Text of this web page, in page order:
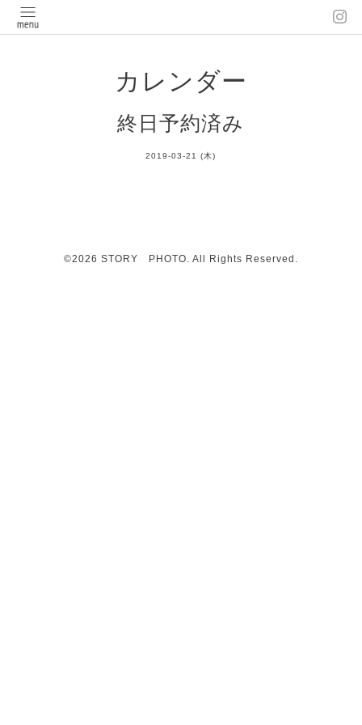
カレンダー
終日予約済み
2019-03-21 (木)
©2026 STORY PHOTO. All Rights Reserved.